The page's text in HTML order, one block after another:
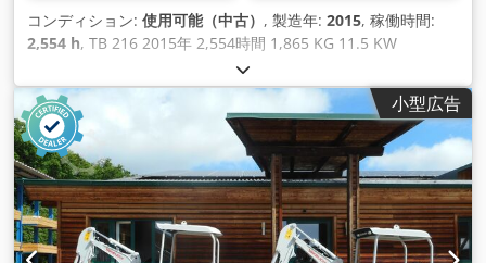
コンディション: 使用可能（中古） , 製造年: 2015, 稼働時間:
2,554 h, TB 216 2015年 2,554時間 1,865 KG 11.5 KW
小型広告